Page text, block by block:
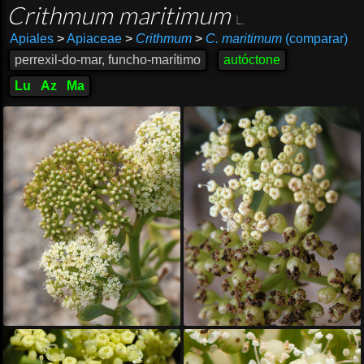
Crithmum maritimum
Apiales >Apiaceae > Crithmum > C. maritimum(comparar)
perrexil-do-mar, funcho-marítimo
autóctone
Lu
Az Ma